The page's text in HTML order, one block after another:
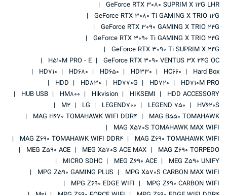
GeForce RTX 3080 SUPRIM X 12G LHR
GeForce RTX 3080 Ti GAMING X TRIO 12G
GeForce RTX 3090 GAMING X TRIO 24G
GeForce RTX 3090 Ti GAMING X TRIO 24G
GeForce RTX 3090 Ti SUPRIM X 24G
GeForce RTX 3090 VENTUS 3X 24G OC
H510M PRO - E
Hard Box
HC660
HD330
HD650
HD680
HD710
HD710M PRO
HD720
HD770G
HD830
HDD
HDD ACCESSORY
HIKSEMI
Hikvision
HM800
HUB USB
HV620S
LEGEND 750
LEGEND700
LG
M2
MAG B550 TOMAHAWK
MAG H670 TOMAHAWK WIFI DDR4
MAG X570S TOMAHAWK MAX WIFI
MAG Z690 TOMAHAWK WIFI
MAG Z690 TOMAHAWK WIFI DDR4
MAG Z690 TORPEDO
MEG X570S ACE MAX
MEG Z590 ACE
MEG Z590 UNIFY
MEG Z690 ACE
MICRO SDHC
MPG X570S CARBON MAX WIFI
MPG Z590 GAMING PLUS
MPG Z690 CARBON WIFI
MPG Z690 EDGE WIFI